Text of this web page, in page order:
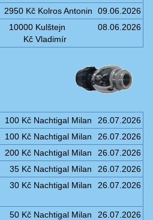
2950 Kč Kolros Antonin 09.06.2026
10000
Kč
Kulštejn
Vladimír
08.06.2026
100 Kč Nachtigal Milan 26.07.2026
100 Kč Nachtigal Milan 26.07.2026
200 Kč Nachtigal Milan 26.07.2026
35 Kč Nachtigal Milan 26.07.2026
30 Kč Nachtigal Milan 26.07.2026
50 Kč Nachtigal Milan 26.07.2026